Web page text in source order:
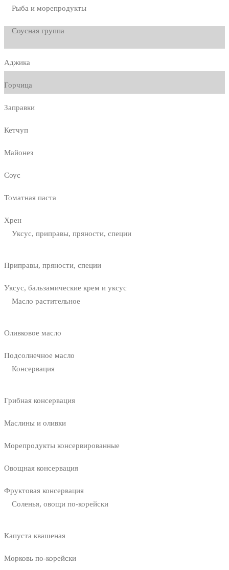
Рыба и морепродукты
Соусная группа
Аджика
Горчица
Заправки
Кетчуп
Майонез
Соус
Томатная паста
Хрен
Уксус, приправы, пряности, специи
Приправы, пряности, специи
Уксус, бальзамические крем и уксус
Масло растительное
Оливковое масло
Подсолнечное масло
Консервация
Грибная консервация
Маслины и оливки
Морепродукты консервированные
Овощная консервация
Фруктовая консервация
Соленья, овощи по-корейски
Капуста квашеная
Морковь по-корейски